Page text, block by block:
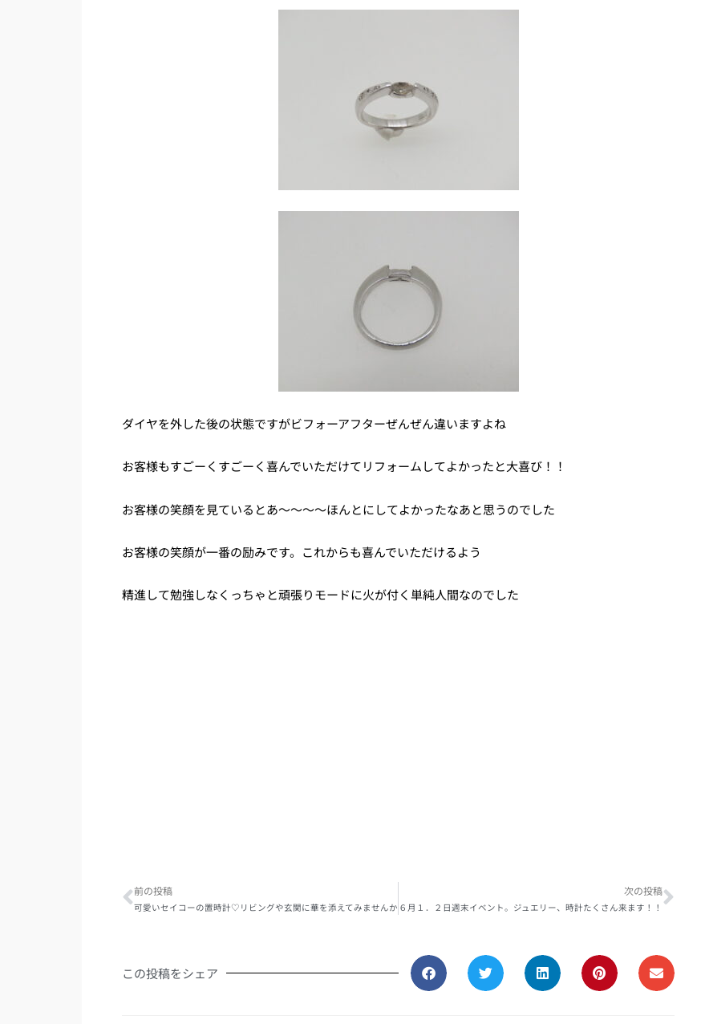
ダイヤを外した後の状態ですがビフォーアフターぜんぜん違いますよね
お客様もすごーくすごーく喜んでいただけてリフォームしてよかったと大喜び！！
お客様の笑顔を見ているとあ～～～～ほんとにしてよかったなあと思うのでした
お客様の笑顔が一番の励みです。これからも喜んでいただけるよう
精進して勉強しなくっちゃと頑張りモードに火が付く単純人間なのでした
前の投稿
可愛いセイコーの置時計♡リビングや玄関に華を添えてみませんか
次の投稿
６月１．２日週末イベント。ジュエリー、時計たくさん来ます！！
この投稿をシェア